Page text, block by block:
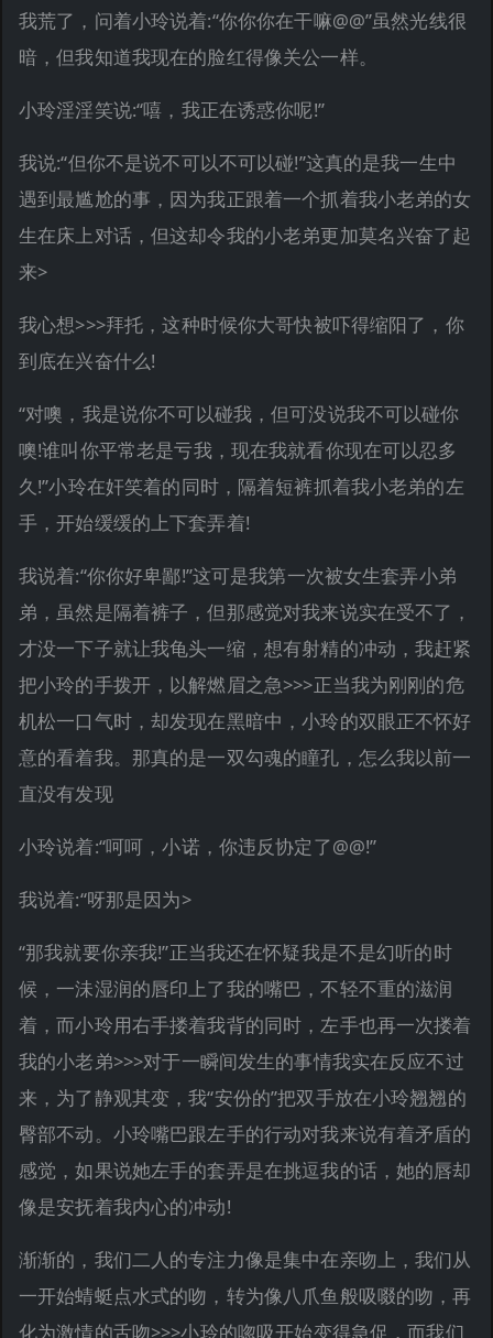
我荒了，问着小玲说着:“你你你在干嘛@@”虽然光线很
暗，但我知道我现在的脸红得像关公一样。
小玲淫淫笑说:“嘻，我正在诱惑你呢!”
我说:“但你不是说不可以不可以碰!”这真的是我一生中
遇到最尴尬的事，因为我正跟着一个抓着我小老弟的女
生在床上对话，但这却令我的小老弟更加莫名兴奋了起
来>
我心想>>>拜托，这种时候你大哥快被吓得缩阳了，你
到底在兴奋什么!
“对噢，我是说你不可以碰我，但可没说我不可以碰你
噢!谁叫你平常老是亏我，现在我就看你现在可以忍多
久!”小玲在奸笑着的同时，隔着短裤抓着我小老弟的左
手，开始缓缓的上下套弄着!
我说着:“你你好卑鄙!”这可是我第一次被女生套弄小弟
弟，虽然是隔着裤子，但那感觉对我来说实在受不了，
才没一下子就让我龟头一缩，想有射精的冲动，我赶紧
把小玲的手拨开，以解燃眉之急>>>正当我为刚刚的危
机松一口气时，却发现在黑暗中，小玲的双眼正不怀好
意的看着我。那真的是一双勾魂的瞳孔，怎么我以前一
直没有发现
小玲说着:“呵呵，小诺，你违反协定了@@!”
我说着:“呀那是因为>
“那我就要你亲我!”正当我还在怀疑我是不是幻听的时
候，一沬湿润的唇印上了我的嘴巴，不轻不重的滋润
着，而小玲用右手搂着我背的同时，左手也再一次搂着
我的小老弟>>>对于一瞬间发生的事情我实在反应不过
来，为了静观其变，我“安份的”把双手放在小玲翘翘的
臀部不动。小玲嘴巴跟左手的行动对我来说有着矛盾的
感觉，如果说她左手的套弄是在挑逗我的话，她的唇却
像是安抚着我内心的冲动!
渐渐的，我们二人的专注力像是集中在亲吻上，我们从
一开始蜻蜓点水式的吻，转为像八爪鱼般吸啜的吻，再
化为激情的舌吻>>>小玲的唿吸开始变得急促，而我们